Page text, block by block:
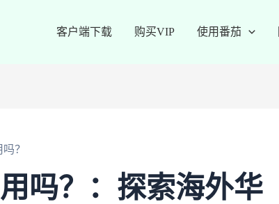
客户端下载 购买VIP 使用番茄
？
吗？：探索海外华